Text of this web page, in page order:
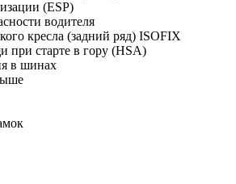
(ESP)
водителя
кресла (задний ряд) ISOFIX
при старте в гору (HSA)
в шинах